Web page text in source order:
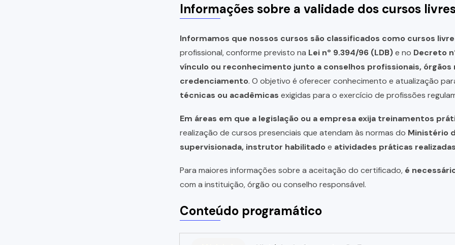
Informações sobre a validade dos cursos
Informamos que nossos cursos são classificados como cursos
profissional, conforme previsto na Lei nº 9.394/96 (LDB)e no Decreto
vínculo ou reconhecimento junto a conselhos profissionais,
credenciamento. O objetivo é oferecer conhecimento e atualização
técnicas ou acadêmicas exigidas para o exercício de profissões
Em áreas em que a legislação ou a empresa exija treinamentos
realização de cursos presenciais que atendam às normas do Ministério
supervisionada, instrutor habilitadoe atividades práticas
Para maiores informações sobre a aceitação do certificado, é
com a instituição, órgão ou conselho responsável.
Conteúdo programático